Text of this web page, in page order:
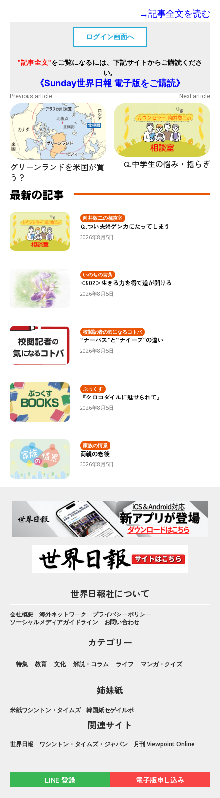
→記事全文を読む
ログイン画面へ
"記事全文"をご覧になるには、下記サイトからご購読くださ
い。
《Sunday世界日報 電子版をご購読》
Previous article
グリーンランドを米国が買
う？
Next article
Q.中学生の悩み・揺らぎ
最新の記事
向井敬二の相談室
Ｑ.つい夫婦ゲンカになってしまう
2026年8月5日
いのちの言葉
＜502＞生きる力を得て道が開ける
2026年8月5日
校閲記者の気になるコトバ
“ナーバス”と“ナイーブ”の違い
2026年8月5日
ぶっくす
『クロコダイルに魅せられて』
2026年8月5日
家族の情景
両親の老後
2026年8月5日
世界日報社について
会社概要 海外ネットワーク
プライバシーポリシー
ソーシャルメディアガイドライン
お問い合わせ
カテゴリー
特集 教育 文化 解説・コラム ライフ マンガ・クイズ
姉妹紙
米紙ワシントン・タイムズ 韓国紙セゲイルボ
関連サイト
世界日報 ワシントン・タイムズ・ジャパン 月刊 Viewpoint Online
LINE 登録 電子版申し込み